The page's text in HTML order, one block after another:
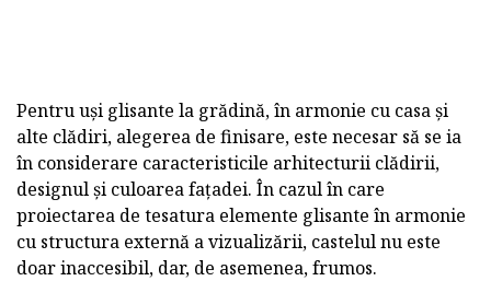
Pentru uși glisante la grădină, în armonie cu casa și
alte clădiri, alegerea de finisare, este necesar să se ia
în considerare caracteristicile arhitecturii clădirii,
designul și culoarea fațadei. În cazul în care
proiectarea de tesatura elemente glisante în armonie
cu structura externă a vizualizării, castelul nu este
doar inaccesibil, dar, de asemenea, frumos.